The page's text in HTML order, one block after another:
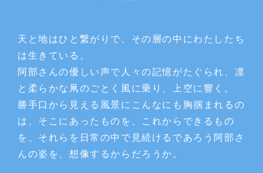
天と地はひと繋がりで、その層の中にわたしたち
は生きている。
阿部さんの優しい声で人々の記憶がたぐられ、凛
と柔らかな凧のごとく風に乗り、上空に響く。
勝手口から見える風景にこんなにも胸掴まれるの
は、そこにあったものを、これからできるもの
を、それらを日常の中で見続けるであろう阿部さ
んの姿を、想像するからだろうか。